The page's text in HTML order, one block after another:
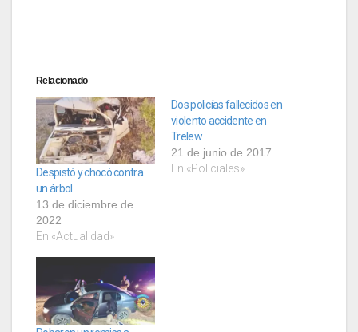
Relacionado
Despistó y chocó contra
un árbol
13 de diciembre de
2022
En «Actualidad»
Dos policías fallecidos en
violento accidente en
Trelew
21 de junio de 2017
En «Policiales»